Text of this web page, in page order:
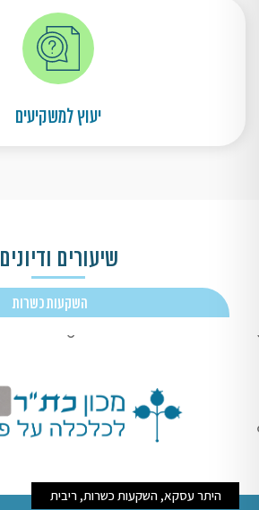
יעוץ למשקיעים
שיעורים ודיונים
השקעות כשרות
היתר עסקא, השקעות כשרות, ריבית